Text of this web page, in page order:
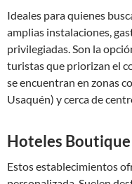
Ideales para quienes
amplias instalaciones,
privilegiadas. Son la
turistas que priorizan el
se encuentran en zonas
Usaquén) y cerca de
Hoteles
Estos establecimientos